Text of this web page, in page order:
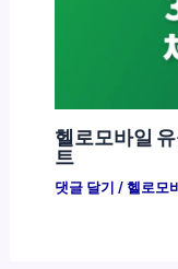
헬로모바일
트
댓글 달기 / 헬로모